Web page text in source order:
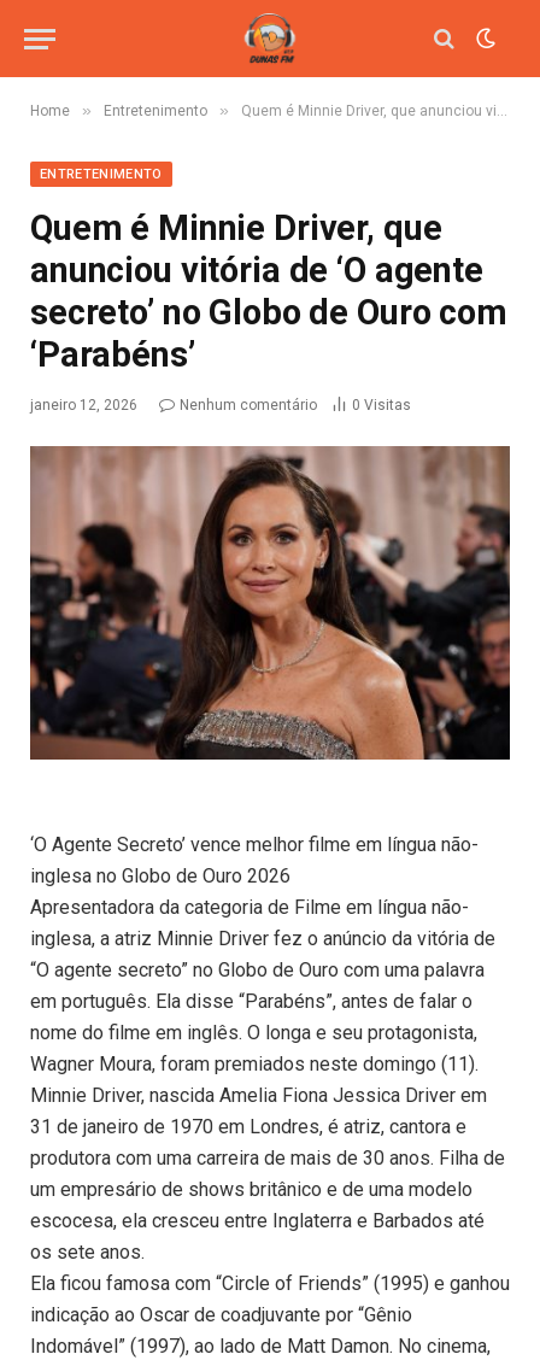
Home » Entretenimento » Quem é Minnie Driver, que anunciou vitória de ‘O agente secreto’ no Globo de Ouro com ‘Parabéns’
ENTRETENIMENTO
Quem é Minnie Driver, que
anunciou vitória de ‘O agente
secreto’ no Globo de Ouro com
‘Parabéns’
janeiro 12, 2026 Nenhum comentário 0 Visitas
‘O Agente Secreto’ vence melhor filme em língua não-
inglesa no Globo de Ouro 2026
Apresentadora da categoria de Filme em língua não-
inglesa, a atriz Minnie Driver fez o anúncio da vitória de
“O agente secreto” no Globo de Ouro com uma palavra
em português. Ela disse “Parabéns”, antes de falar o
nome do filme em inglês. O longa e seu protagonista,
Wagner Moura, foram premiados neste domingo (11).
Minnie Driver, nascida Amelia Fiona Jessica Driver em
31 de janeiro de 1970 em Londres, é atriz, cantora e
produtora com uma carreira de mais de 30 anos. Filha de
um empresário de shows britânico e de uma modelo
escocesa, ela cresceu entre Inglaterra e Barbados até
os sete anos.
Ela ficou famosa com “Circle of Friends” (1995) e ganhou
indicação ao Oscar de coadjuvante por “Gênio
Indomável” (1997), ao lado de Matt Damon. No cinema,